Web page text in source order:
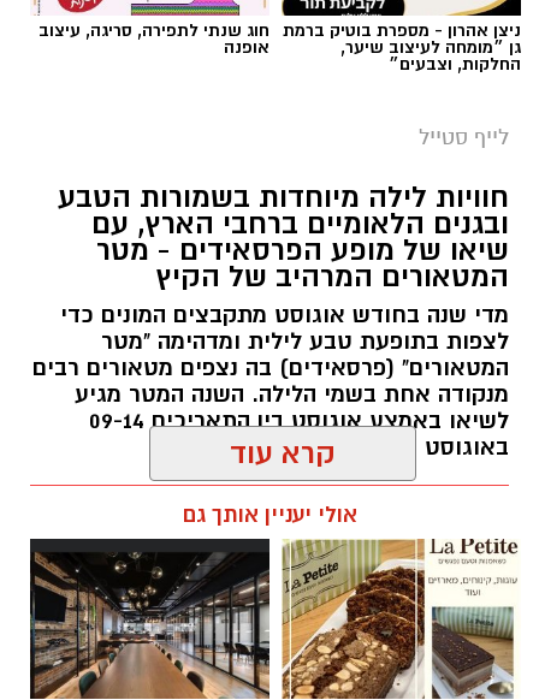
ניצן אהרון - מספרת בוטיק ברמת
גן ״מומחה לעיצוב שיער,
החלקות, וצבעים״
חוג שנתי לתפירה, סריגה, עיצוב
אופנה
לייף סטייל
חוויות לילה מיוחדות בשמורות הטבע
ובגנים הלאומיים ברחבי הארץ, עם
שיאו של מופע הפרסאידים - מטר
המטאורים המרהיב של הקיץ
מדי שנה בחודש אוגוסט מתקבצים המונים כדי
לצפות בתופעת טבע לילית ומדהימה "מטר
המטאורים" (פרסאידים) בה נצפים מטאורים רבים
מנקודה אחת בשמי הלילה. השנה המטר מגיע
לשיאו באמצע אוגוסט בין התאריכים 09-14
באוגוסט 2026.
תגים:מטר המטאורים
קרא עוד
אולי יעניין אותך גם